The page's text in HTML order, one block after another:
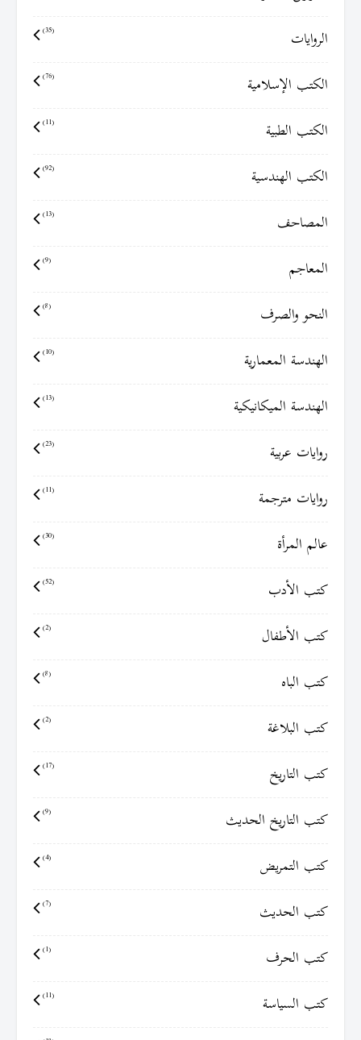
الروايات
(35)
الكتب الإسلامية (76)
الكتب الطبية (11)
الكتب الهندسية (92)
المصاحف (13)
المعاجم (9)
النحو والصرف (8)
الهندسة المعمارية (10)
الهندسة الميكانيكية (13)
روايات عربية (23)
روايات مترجمة (11)
عالم المرأة (30)
كتب الأدب (52)
كتب الأطفال (2)
كتب الباه (8)
كتب البلاغة (2)
كتب التاريخ (17)
كتب التاريخ الحديث (9)
كتب التمريض (4)
كتب الحديث (7)
كتب الحرف (1)
كتب السياسة (11)